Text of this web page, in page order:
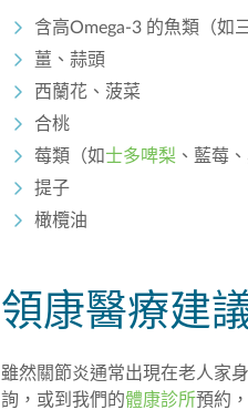
含高Omega-3 的魚類（如
薑、蒜頭
西蘭花、菠菜
合桃
莓類（如 士多啤梨 、藍莓
提子
橄欖油
領康醫療建
雖然關節炎通常出現在老人家
詢，或到我們的體康診所預約